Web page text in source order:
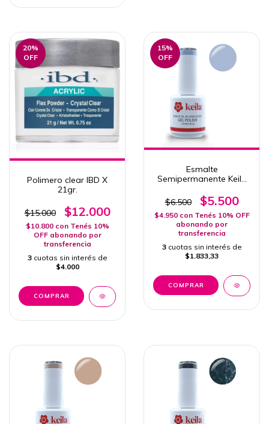
20%
OFF
Polimero clear IBD X
21gr.
$15.000 $12.000
$10.800 con Tenés 10%
OFF abonando por
transferencia
3 cuotas sin interés de
$4.000
15%
OFF
Esmalte
Semipermanente Keila
$6.500
$5.500
$4.950 con Tenés 10% OFF
abonando por
transferencia
3 cuotas sin interés de
$1.833,33